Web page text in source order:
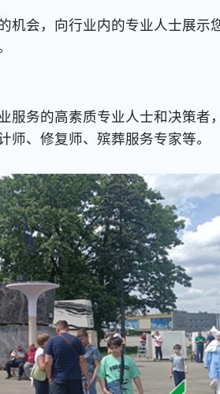
机会，向行业内的专业人士展示
务的高素质专业人士和决策者
、修复师、殡葬服务专家等。